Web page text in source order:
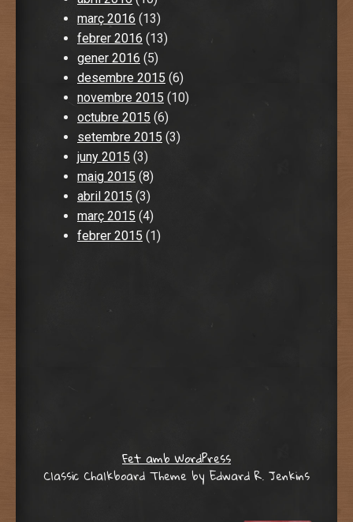
març 2016 (13)
febrer 2016 (13)
gener 2016 (5)
desembre 2015 (6)
novembre 2015 (10)
octubre 2015 (6)
setembre 2015 (3)
juny 2015 (3)
maig 2015 (8)
abril 2015 (3)
març 2015 (4)
febrer 2015 (1)
Fet amb WordPress
Classic Chalkboard Theme by Edward R. Jenkins